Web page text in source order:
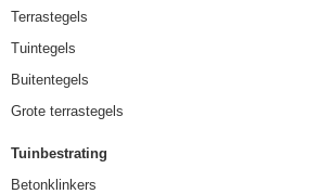
Terrastegels
Tuintegels
Buitentegels
Grote terrastegels
Tuinbestrating
Betonklinkers